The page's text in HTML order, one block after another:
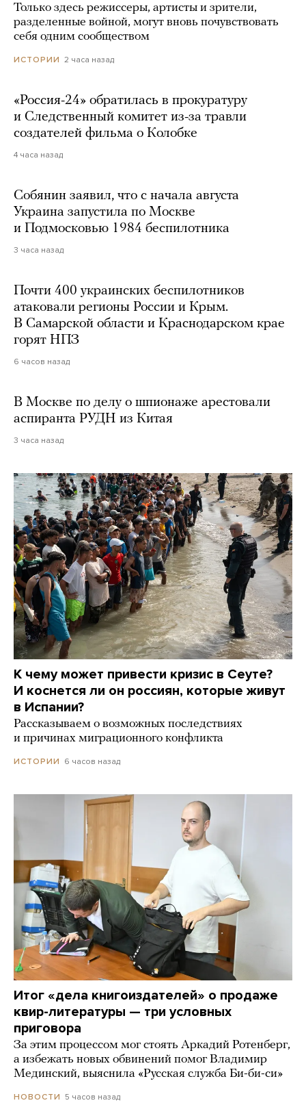
Только здесь режиссеры, артисты и зрители,
разделенные войной, могут вновь почувствовать
себя одним сообществом
ИСТОРИИ 2 часа назад
«Россия-24» обратилась в прокуратуру
и Следственный комитет из-за травли
создателей фильма о Колобке
4 часа назад
Собянин заявил, что с начала августа
Украина запустила по Москве
и Подмосковью 1984 беспилотника
3 часа назад
Почти 400 украинских беспилотников
атаковали регионы России и Крым.
В Самарской области и Краснодарском крае
горят НПЗ
6 часов назад
В Москве по делу о шпионаже арестовали
аспиранта РУДН из Китая
3 часа назад
К чему может привести кризис в Сеуте?
И коснется ли он россиян, которые живут
в Испании?
Рассказываем о возможных последствиях
и причинах миграционного конфликта
ИСТОРИИ 6 часов назад
Итог «дела книгоиздателей» о продаже
квир-литературы — три условных
приговора
За этим процессом мог стоять Аркадий Ротенберг,
а избежать новых обвинений помог Владимир
Мединский, выяснила «Русская служба Би-би-си»
НОВОСТИ 5 часов назад